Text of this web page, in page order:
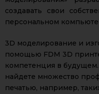
создавать свои
персональном
3D моделирование и
помощью FDM 3D
компетенция в
найдете множество
печатью, например,